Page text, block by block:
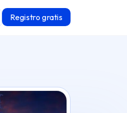
Registro gratis